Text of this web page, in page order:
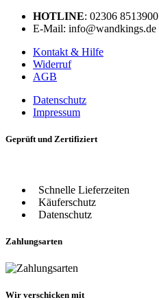
HOTLINE: 02306 8513900
E-Mail: info@wandkings.de
Kontakt & Hilfe
Widerruf
AGB
Datenschutz
Impressum
Geprüft und Zertifiziert
Schnelle Lieferzeiten
Käuferschutz
Datenschutz
Zahlungsarten
Wir verschicken mit